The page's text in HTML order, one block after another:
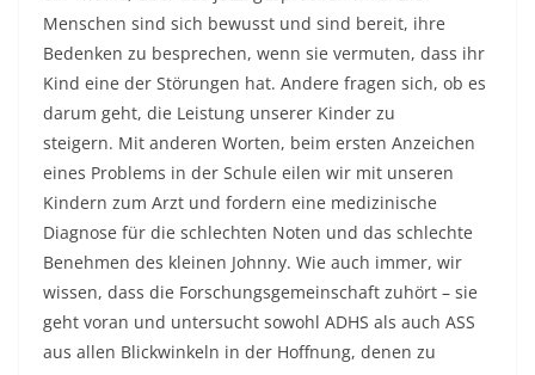
Menschen sind sich bewusst und sind bereit, ihre
Bedenken zu besprechen, wenn sie vermuten, dass ihr
Kind eine der Störungen hat. Andere fragen sich, ob es
darum geht, die Leistung unserer Kinder zu
steigern. Mit anderen Worten, beim ersten Anzeichen
eines Problems in der Schule eilen wir mit unseren
Kindern zum Arzt und fordern eine medizinische
Diagnose für die schlechten Noten und das schlechte
Benehmen des kleinen Johnny. Wie auch immer, wir
wissen, dass die Forschungsgemeinschaft zuhört – sie
geht voran und untersucht sowohl ADHS als auch ASS
aus allen Blickwinkeln in der Hoffnung, denen zu